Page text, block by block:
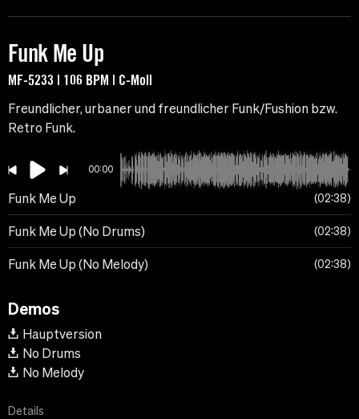
Funk Me Up
MF-5233 | 106 BPM | C-Moll
Freundlicher, urbaner und freundlicher Funk/Fushion bzw.
Retro Funk.
00:00
Funk Me Up 02:38
Funk Me Up (No Drums) 02:38
Funk Me Up (No Melody) 02:38
Demos
Hauptversion
No Drums
No Melody
Details